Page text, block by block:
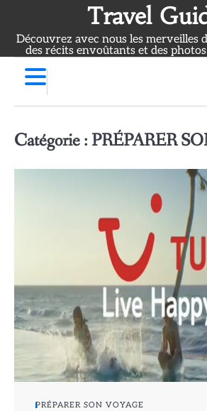
content
Travel
Découvrez avec nous les merveilles
des récits envoûtants et des
Catégorie : PRÉPARER
PRÉPARER SON VOYAGE